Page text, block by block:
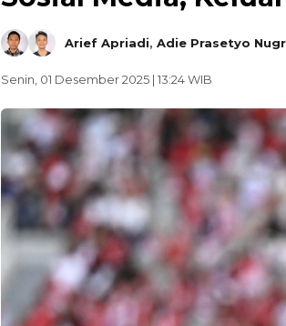
Arief Apriadi, Adie Prasetyo
Senin, 01 Desember 2025 | 13:24 WIB